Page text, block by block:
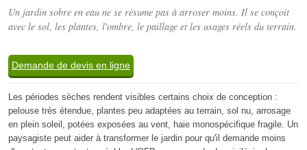
Un jardin sobre en eau ne se résume pas à arroser moins. Il se conçoit
avec le sol, les plantes, l'ombre, le paillage et les usages réels du terrain.
Demande de devis en ligne
Les périodes sèches rendent visibles certains choix de conception :
pelouse très étendue, plantes peu adaptées au terrain, sol nu, arrosage
en plein soleil, potées exposées au vent, haie monospécifique fragile. Un
paysagiste peut aider à transformer le jardin pour qu'il demande moins